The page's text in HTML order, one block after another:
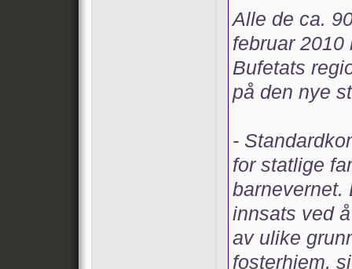
Alle de ca.
februar 2010
Bufetats
på den nye
-
for statlige
barnevernet.
innsats ved
av ulike
fosterhjem,